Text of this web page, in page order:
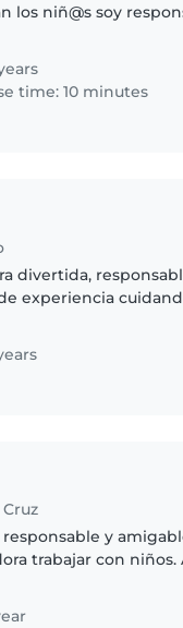
los niñ@s soy
time: 10 minutes
divertida,
experiencia
responsable y
trabajar con